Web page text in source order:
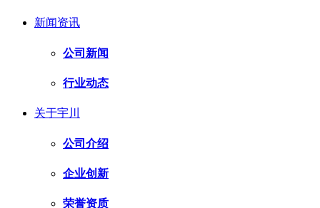
新闻资讯
公司新闻
行业动态
关于宇川
公司介绍
企业创新
荣誉资质